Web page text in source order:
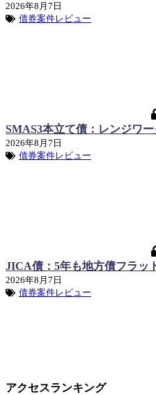
2026年8月7日
債券案件レビュー
SMAS3本立て債：レンジワ
2026年8月7日
債券案件レビュー
JICA債：5年も地方債フラッ
2026年8月7日
債券案件レビュー
アクセスランキング